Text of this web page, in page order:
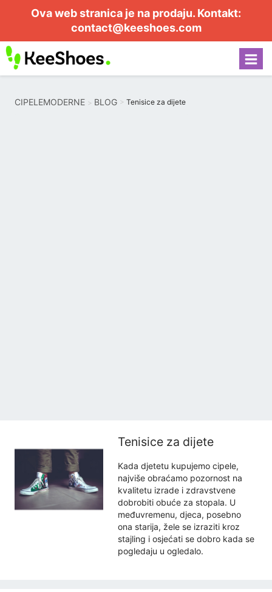
Ova web stranica je na prodaju. Kontakt:
contact@keeshoes.com
CIPELEMODERNE BLOG Tenisice za dijete
Tenisice za dijete
Kada djetetu kupujemo cipele,
najviše obraćamo pozornost na
kvalitetu izrade i zdravstvene
dobrobiti obuće za stopala. U
međuvremenu, djeca, posebno
ona starija, žele se izraziti kroz
stajling i osjećati se dobro kada se
pogledaju u ogledalo.